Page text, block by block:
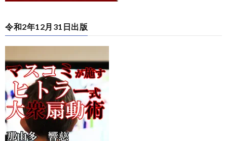
令和2年12月31日出版